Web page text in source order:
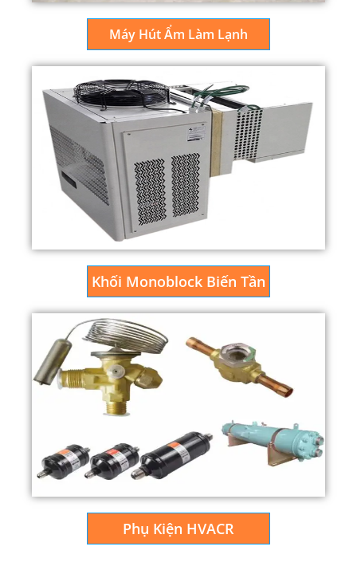
Máy Hút Ẩm Làm Lạnh
Khối Monoblock Biến Tần
Phụ Kiện HVACR